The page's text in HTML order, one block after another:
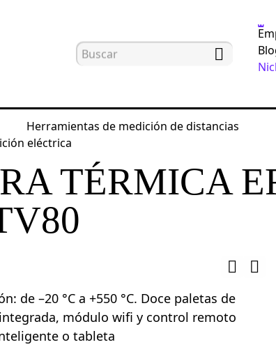
Herramientas de medición de distancias
eléctrica
Dispositivos de ensayo no destructivos
TÉRMICA
de –20 °C a +550 °C. Doce paletas de
módulo wifi y control remoto
o tableta